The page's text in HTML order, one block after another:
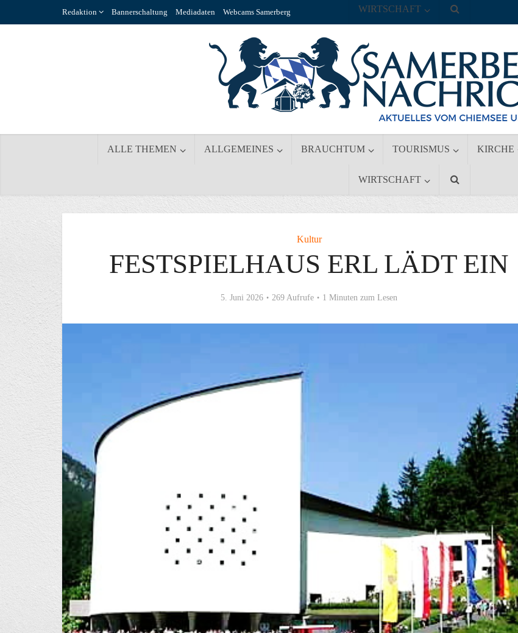
Redaktion Bannerschaltung Mediadaten Webcams Samerberg
ALLE THEMEN ALLGEMEINES BRAUCHTUM TOURISMUS KIRCHE
WIRTSCHAFT
WIRTSCHAFT
Kultur
FESTSPIELHAUS ERL LÄDT EIN
5. Juni 2026 269 Aufrufe 1 Minuten zum Lesen